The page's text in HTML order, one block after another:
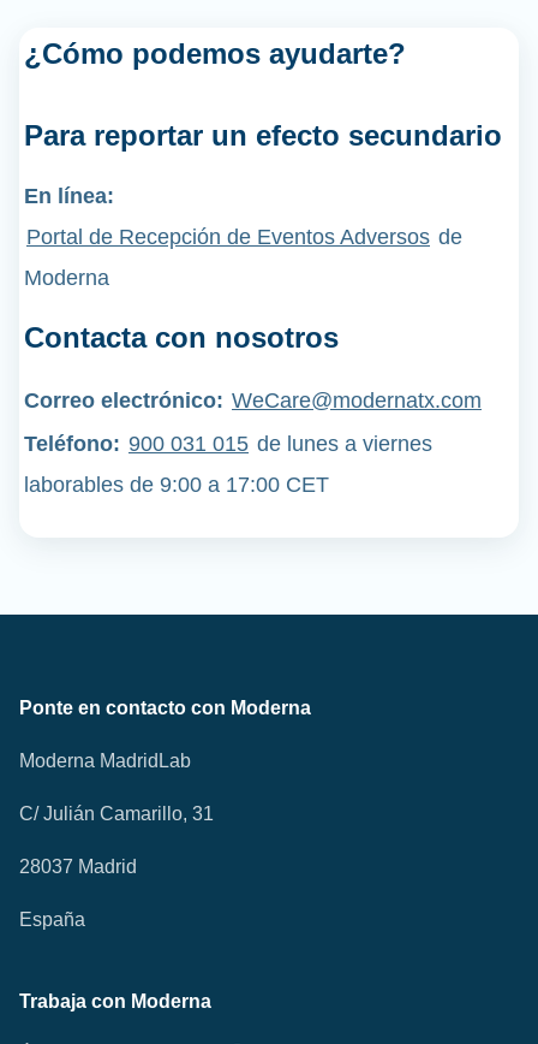
¿Cómo podemos ayudarte?
Para reportar un efecto secundario
En línea:
Portal de Recepción de Eventos Adversos de
Moderna
Contacta con nosotros
Correo electrónico: WeCare@modernatx.com
Teléfono: 900 031 015 de lunes a viernes
laborables de 9:00 a 17:00 CET
Ponte en contacto con Moderna
Moderna MadridLab
C/ Julián Camarillo, 31
28037 Madrid
España
Trabaja con Moderna